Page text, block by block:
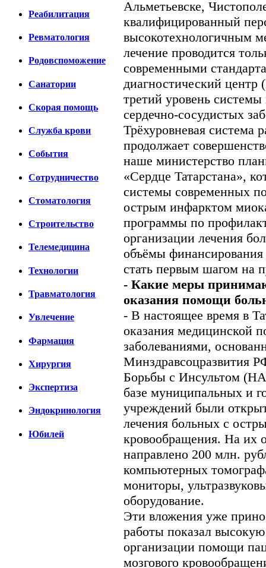
Реабилитация
Ревматология
Родовспоможение
Санатории
Скорая помощь
Cлужба крови
События
Сотрудничество
Стоматология
Строительство
Телемедицина
Технологии
Травматология
Увлечение
Фармация
Хирургия
Экспертиза
Эндокринология
Юбилей
Альметьевске,
квалифицированный
высокотехнологичным
лечение проводится
современными
диагностический
третий уровень
сердечно-сосудистых
Трёхуровневая система
продолжает
наше министерство
«Сердце Татарстана»,
системы современных
острым инфарктом
программы по
организации лечения
объёмы
стать первым шагом на
- Какие меры
оказания помощи
- В настоящее время в
оказания медицинской
заболеваниями,
Минздравсоцразвития
Борьбы с Инсультом
базе муниципальных и
учреждений были
лечения больных с
кровообращения. На их
направлено 200 млн.
компьютерных
мониторы,
оборудование.
Эти вложения уже
работы показал
организации помощи
мозгового